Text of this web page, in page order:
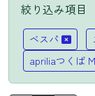
絞り込み項目
ベスパ
apriliaつくば